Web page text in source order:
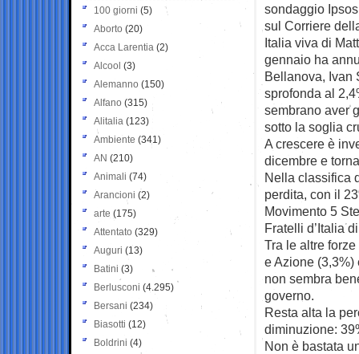
sondaggio
sul Corriere
Italia viva di
gennaio ha
Bellanova, Ivan
sprofonda al
sembrano aver
sotto la soglia
A crescere è
dicembre e
Nella classifica
perdita, con il
Movimento 5
Fratelli d’Italia
Tra le altre
e Azione
non sembra
governo.
Resta alta la
diminuzione:
Non è bastata
100 giorni (5)
Aborto (20)
Acca Larentia (2)
Alcool (3)
Alemanno (150)
Alfano (315)
Alitalia (123)
Ambiente (341)
AN (210)
Animali (74)
Arancioni (2)
arte (175)
Attentato (329)
Auguri (13)
Batini (3)
Berlusconi (4.295)
Bersani (234)
Biasotti (12)
Boldrini (4)